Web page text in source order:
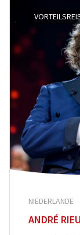
NIEDERLANDE
ANDRÉ RIEU